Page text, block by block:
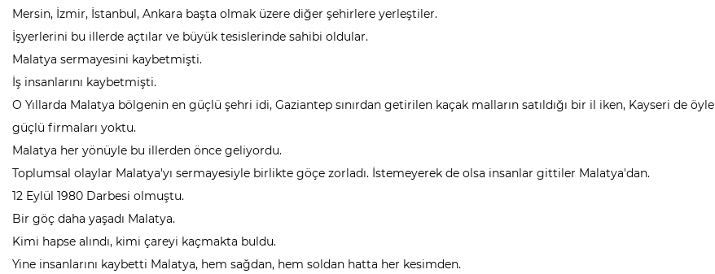
Mersin, İzmir, İstanbul, Ankara başta olmak üzere diğer şehirlere yerleştiler.
İşyerlerini bu illerde açtılar ve büyük tesislerinde sahibi oldular.
Malatya sermayesini kaybetmişti.
İş insanlarını kaybetmişti.
O Yıllarda Malatya bölgenin en güçlü şehri idi, Gaziantep sınırdan getirilen kaçak malların satıldığı bir il iken, Kayseri de öyle
güçlü firmaları yoktu.
Malatya her yönüyle bu illerden önce geliyordu.
Toplumsal olaylar Malatya'yı sermayesiyle birlikte göçe zorladı. İstemeyerek de olsa insanlar gittiler Malatya'dan.
12 Eylül 1980 Darbesi olmuştu.
Bir göç daha yaşadı Malatya.
Kimi hapse alındı, kimi çareyi kaçmakta buldu.
Yine insanlarını kaybetti Malatya, hem sağdan, hem soldan hatta her kesimden.